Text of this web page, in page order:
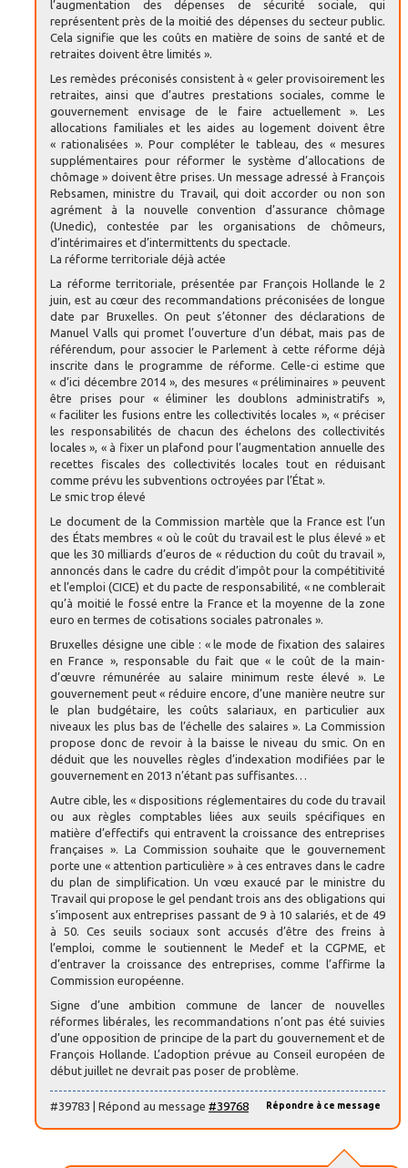
l’augmentation des dépenses de sécurité sociale, qui
représentent près de la moitié des dépenses du secteur public.
Cela signifie que les coûts en matière de soins de santé et de
retraites doivent être limités ».
Les remèdes préconisés consistent à « geler provisoirement les
retraites, ainsi que d’autres prestations sociales, comme le
gouvernement envisage de le faire actuellement ». Les
allocations familiales et les aides au logement doivent être
« rationalisées ». Pour compléter le tableau, des « mesures
supplémentaires pour réformer le système d’allocations de
chômage » doivent être prises. Un message adressé à François
Rebsamen, ministre du Travail, qui doit accorder ou non son
agrément à la nouvelle convention d’assurance chômage
(Unedic), contestée par les organisations de chômeurs,
d’intérimaires et d’intermittents du spectacle.
La réforme territoriale déjà actée
La réforme territoriale, présentée par François Hollande le 2
juin, est au cœur des recommandations préconisées de longue
date par Bruxelles. On peut s’étonner des déclarations de
Manuel Valls qui promet l’ouverture d’un débat, mais pas de
référendum, pour associer le Parlement à cette réforme déjà
inscrite dans le programme de réforme. Celle-ci estime que
« d’ici décembre 2014 », des mesures « préliminaires » peuvent
être prises pour « éliminer les doublons administratifs »,
« faciliter les fusions entre les collectivités locales », « préciser
les responsabilités de chacun des échelons des collectivités
locales », « à fixer un plafond pour l’augmentation annuelle des
recettes fiscales des collectivités locales tout en réduisant
comme prévu les subventions octroyées par l’État ».
Le smic trop élevé
Le document de la Commission martèle que la France est l’un
des États membres « où le coût du travail est le plus élevé » et
que les 30 milliards d’euros de « réduction du coût du travail »,
annoncés dans le cadre du crédit d’impôt pour la compétitivité
et l’emploi (CICE) et du pacte de responsabilité, « ne comblerait
qu’à moitié le fossé entre la France et la moyenne de la zone
euro en termes de cotisations sociales patronales ».
Bruxelles désigne une cible : « le mode de fixation des salaires
en France », responsable du fait que « le coût de la main-
d’œuvre rémunérée au salaire minimum reste élevé ». Le
gouvernement peut « réduire encore, d’une manière neutre sur
le plan budgétaire, les coûts salariaux, en particulier aux
niveaux les plus bas de l’échelle des salaires ». La Commission
propose donc de revoir à la baisse le niveau du smic. On en
déduit que les nouvelles règles d’indexation modifiées par le
gouvernement en 2013 n’étant pas suffisantes…
Autre cible, les « dispositions réglementaires du code du travail
ou aux règles comptables liées aux seuils spécifiques en
matière d’effectifs qui entravent la croissance des entreprises
françaises ». La Commission souhaite que le gouvernement
porte une « attention particulière » à ces entraves dans le cadre
du plan de simplification. Un vœu exaucé par le ministre du
Travail qui propose le gel pendant trois ans des obligations qui
s’imposent aux entreprises passant de 9 à 10 salariés, et de 49
à 50. Ces seuils sociaux sont accusés d’être des freins à
l’emploi, comme le soutiennent le Medef et la CGPME, et
d’entraver la croissance des entreprises, comme l’affirme la
Commission européenne.
Signe d’une ambition commune de lancer de nouvelles
réformes libérales, les recommandations n’ont pas été suivies
d’une opposition de principe de la part du gouvernement et de
François Hollande. L’adoption prévue au Conseil européen de
début juillet ne devrait pas poser de problème.
Répondre à ce message
#39783 | Répond au message #39768